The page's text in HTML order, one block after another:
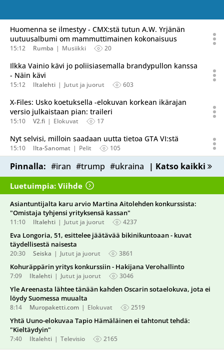
Huomenna se ilmestyy - CMX:stä tutun A.W. Yrjänän
uutuusalbumi om mammuttimainen kokonaisuus
15:12 Rumba Musiikki 20
Ilkka Vainio kävi jo poliisiasemalla brandypullon kanssa
- Näin kävi
15:12 Iltalehti Jutut ja juorut 603
X-Files: Usko koetuksella -elokuvan korkean ikärajan
versio julkaistaan pian: traileri
15:10 V2.fi Elokuvat 17
Nyt selvisi, milloin saadaan uutta tietoa GTA VI:stä
15:10 Ilta-Sanomat Pelit 105
Pinnalla: #iran #trump #ukraina | Katso kaikki
Luetuimpia: Viihde
Asiantuntijalta karu arvio Martina Aitolehden konkurssista:
"Omistaja tyhjensi yrityksensä kassan"
11:10 Iltalehti Jutut ja juorut 4237
Eva Longoria, 51, esittelee jäätävää bikinikuntoaan - kuvat
täydellisestä naisesta
20:30 Seiska Jutut ja juorut 3861
Kohuräppärin yritys konkurssiin - Hakijana Verohallinto
7:09 Iltalehti Jutut ja juorut 3046
Yle Areenasta lähtee tänään kahden Oscarin sotaelokuva, jota ei
löydy Suomessa muualta
8:14 Muropaketti.com Elokuvat 2519
Yhtä Uuno-elokuvaa Tapio Hämäläinen ei tahtonut tehdä:
"Kieltäydyin"
7:40 Iltalehti Televisio 2165